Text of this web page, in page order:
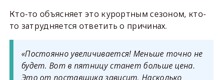
Кто-то объясняет это курортным сезоном, кто-
то затрудняется ответить о причинах.
«Постоянно увеличивается! Меньше точно не
будет. Вот в пятницу станет больше цена.
Это от поставщика зависит. Насколько